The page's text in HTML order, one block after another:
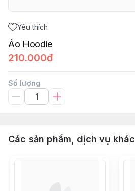
Yêu thích
Áo Hoodie
210.000đ
Số lượng
Các sản phẩm, dịch vụ khác